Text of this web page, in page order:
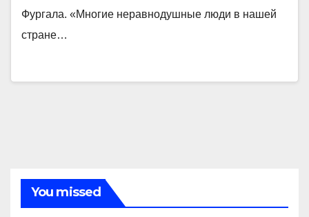
Фургала. «Многие неравнодушные люди в нашей
стране…
You missed